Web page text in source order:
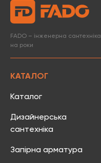
FADO – інженерна сантехніка
на роки
КАТАЛОГ
Каталог
Дизайнерська
сантехніка
Запірна арматура